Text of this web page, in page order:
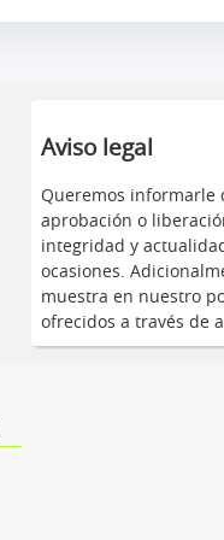
Aviso legal
Queremos informarle
aprobación o
integridad y
ocasiones.
muestra en nuestro
ofrecidos a través de